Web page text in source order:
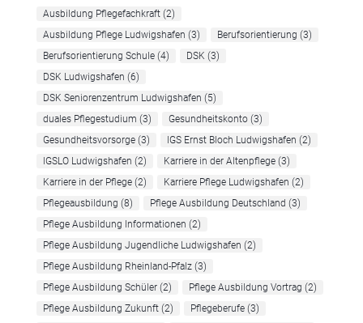
Ausbildung Pflegefachkraft(2)
Ausbildung Pflege Ludwigshafen (3) Berufsorientierung (3)
Berufsorientierung Schule(4) DSK (3)
DSK Ludwigshafen (6)
DSK Seniorenzentrum Ludwigshafen (5)
duales Pflegestudium (3) Gesundheitskonto(3)
Gesundheitsvorsorge(3) IGS Ernst Bloch Ludwigshafen (2)
IGSLO Ludwigshafen (2) Karriere in der Altenpflege(3)
Karriere in der Pflege(2) Karriere Pflege Ludwigshafen (2)
Pflegeausbildung (8) Pflege Ausbildung Deutschland (3)
Pflege Ausbildung Informationen (2)
Pflege Ausbildung Jugendliche Ludwigshafen (2)
Pflege Ausbildung Rheinland-Pfalz(3)
Pflege Ausbildung Schüler(2) Pflege Ausbildung Vortrag (2)
Pflege Ausbildung Zukunft(2) Pflegeberufe(3)